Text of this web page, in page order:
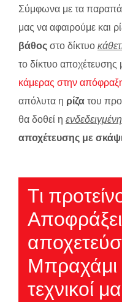
Σύμφωνα με τα
μας να αφαιρούμε και
βάθοςστο δίκτυο
το δίκτυο αποχέτευσης
κάμερας στην
απόλυτα η ρίζατου
θα δοθεί η
αποχέτευσης με
Τι
Μπραχάμι
τεχνικοί